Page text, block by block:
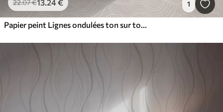
22.07€13.24€ 1
Papier peint Lignes ondulées ton sur ton sur fond beige chaud